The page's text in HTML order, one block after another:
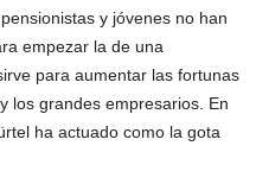
y jóvenes no han
empezar la de una
para aumentar las fortunas
los grandes empresarios. En
ha actuado como la gota